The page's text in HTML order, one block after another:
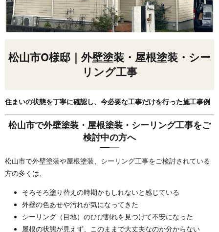
松山市O様邸｜外壁塗装・屋根塗装・シー
リング工事
住まいの状態を丁寧に確認し、今必要な工事だけを行った施工事例
松山市で外壁塗装・屋根塗装・シーリング工事をご
検討中の方へ
松山市で外壁塗装や屋根塗装、シーリング工事をご検討されている
方の多くは、
そろそろ塗り替えの時期かもしれないと感じている
外壁の色あせや汚れが気になってきた
シーリング（目地）のひび割れを見つけて不安になった
屋根の状態が見えず、このままで大丈夫なのか分からない